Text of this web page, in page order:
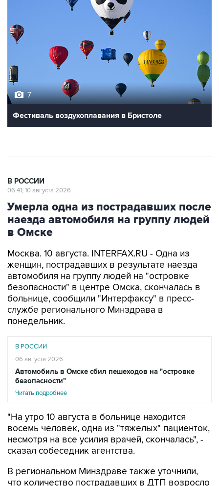
Фестиваль воздухоплавания в Бристоле
Умерла одна из пострадавших после
наезда автомобиля на группу людей
в Омске
Москва. 10 августа. INTERFAX.RU - Одна из
автомобиля на группу людей на "островке
безопасности" в центре Омска, скончалась в
больнице, сообщили "Интерфаксу" в пресс-
службе регионального Минздрава в
понедельник.
В РОССИИ
Автомобиль в Омске сбил пешеходов на "островке
безопасности"
Читать подробнее
"На утро 10 августа в больнице находится
несмотря на все усилия врачей, скончалась", -
сказал собеседник агентства.
В региональном Минздраве также уточнили,
до девяти человек - к врачам после ухудшения